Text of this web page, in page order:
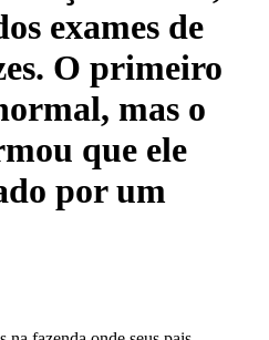
exames de
O primeiro
mas o
que ele
por um